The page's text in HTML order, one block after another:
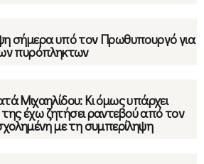
σήμερα υπό τον Πρωθυπουργό για
πυρόπληκτων
Μιχαηλίδου: Κι όμως υπάρχει
της έχω ζητήσει ραντεβού από τον
με τη συμπερίληψη